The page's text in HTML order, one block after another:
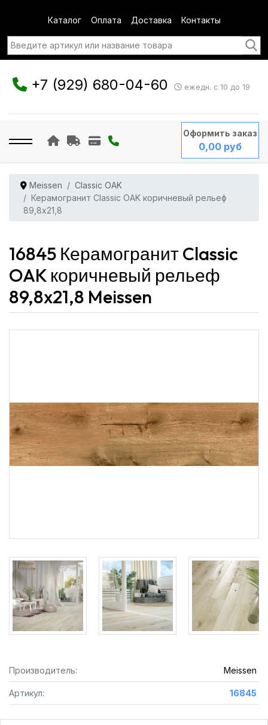
Каталог Оплата Доставка Контакты
+7 (929) 680-04-60 ежедн. с 10 до 19
Оформить заказ
0,00 руб
Meissen
Classic OAK
Керамогранит Classic OAK коричневый рельеф
89,8x21,8
16845 Керамогранит Classic
OAK коричневый рельеф
89,8x21,8 Meissen
Производитель: Meissen
Артикул: 16845